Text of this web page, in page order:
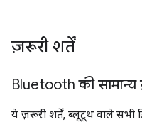
ज़रूरी शर्तें
Bluetooth की सामान्य
ये ज़रूरी शर्तें, ब्लूटूथ वाले सभी